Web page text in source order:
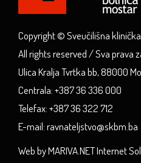
Copyright © Sveučilišna
All rights reserved / Sva prava
Ulica Kralja Tvrtka bb, 88000
Centrala: +387 36 336 000
Telefax: +387 36 322 712
E-mail: ravnateljstvo@skbm.ba
Web by MARIVA.NET Internet